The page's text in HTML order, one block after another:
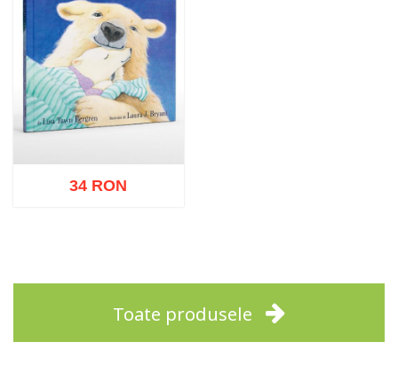
34 RON
Toate produsele